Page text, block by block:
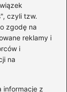
czyli tzw.
zgodę na
reklamy i
i
na
informacje z
jazdy? Oto
firm